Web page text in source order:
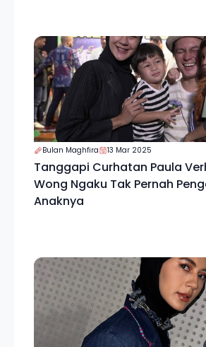
Bulan Maghfira 13 Mar 2025
Tanggapi Curhatan Paula
Wong Ngaku Tak Pernah
Anaknya